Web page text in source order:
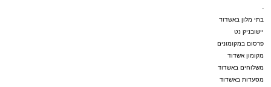
-
בתי מלון באשדוד
יישובניק נט
פרסום במקומונים
מקומון אשדוד
משלוחים באשדוד
מסעדות באשדוד